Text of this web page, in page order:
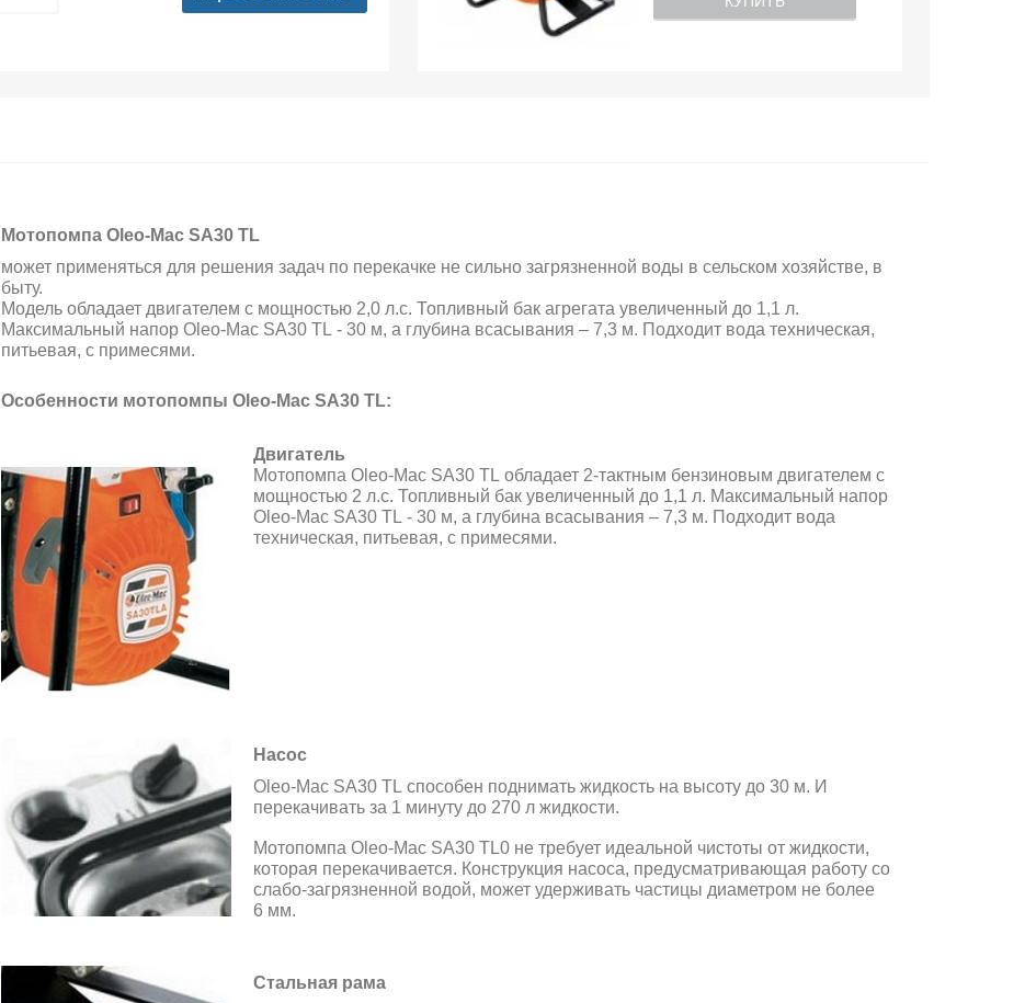
Мотопомпа Oleo-Mac SА30 ТL
может применяться для решения задач по перекачке не сильно загрязненной воды в сельском хозяйстве, в
быту.
Модель обладает двигателем с мощностью 2,0 л.с. Топливный бак агрегата увеличенный до 1,1 л.
Максимальный напор Oleo-Mac SА30 ТL - 30 м, а глубина всасывания – 7,3 м. Подходит вода техническая,
питьевая, с примесями.
Особенности мотопомпы Oleo-Mac SА30 ТL:
Двигатель
Мотопомпа Oleo-Mac SА30 ТL обладает 2-тактным бензиновым двигателем с
мощностью 2 л.с. Топливный бак увеличенный до 1,1 л. Максимальный напор
Oleo-Mac SА30 ТL - 30 м, а глубина всасывания – 7,3 м. Подходит вода
техническая, питьевая, с примесями.
Насос
Oleo-Mac SА30 ТL способен поднимать жидкость на высоту до 30 м. И
перекачивать за 1 минуту до 270 л жидкости.
Мотопомпа Oleo-Mac SА30 ТL0 не требует идеальной чистоты от жидкости,
которая перекачивается. Конструкция насоса, предусматривающая работу cо
слабо-загрязненной водой, может удерживать частицы диаметром не более
6 мм.
Стальная рама